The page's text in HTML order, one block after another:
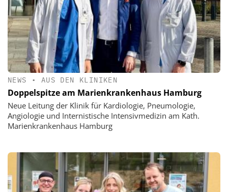
NEWS • AUS DEN KLINIKEN
Doppelspitze am Marienkrankenhaus Hamburg
Neue Leitung der Klinik für Kardiologie, Pneumologie,
Angiologie und Internistische Intensivmedizin am Kath.
Marienkrankenhaus Hamburg